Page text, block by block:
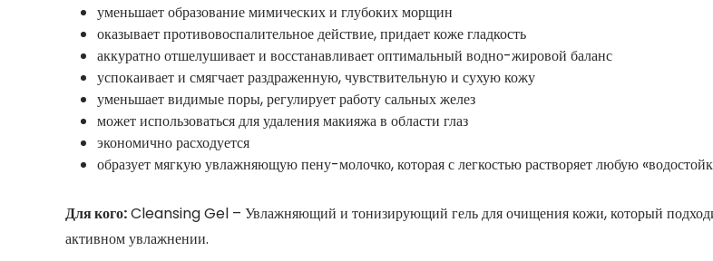
уменьшает образование мимических и глубоких морщин
оказывает противовоспалительное действие, придает коже гладкость
аккуратно отшелушивает и восстанавливает оптимальный водно-жировой баланс
успокаивает и смягчает раздраженную, чувствительную и сухую кожу
уменьшает видимые поры, регулирует работу сальных желез
может использоваться для удаления макияжа в области глаз
экономично расходуется
образует мягкую увлажняющую пену-молочко, которая с легкостью растворяет любую
Для кого:Cleansing Gel – Увлажняющий и тонизирующий гель для очищения кожи, который
активном увлажнении.